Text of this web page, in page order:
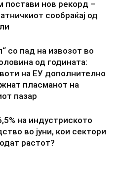
постави нов рекорд –
сообраќај од
со пад на извозот во
од годината:
на ЕУ дополнително
пласманот на
пазар
на индустриското
во јуни, кои сектори
растот?